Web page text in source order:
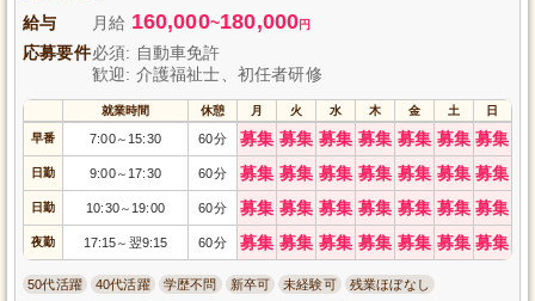
給与 月給 160,000~180,000円
応募要件必須: 自動車免許
歓迎: 介護福祉士、初任者研修
就業時間 休憩 月 火 水 木 金 土 日
早番 7:00～ 15:30 60分 募集 募集 募集 募集 募集 募集 募集
日勤 9:00～ 17:30 60分 募集 募集 募集 募集 募集 募集 募集
日勤 10:30～ 19:00 60分 募集 募集 募集 募集 募集 募集 募集
夜勤 17:15～ 翌9:15 60分 募集 募集 募集 募集 募集 募集 募集
50代活躍 40代活躍 学歴不問 新卒可 未経験可 残業ほぼなし